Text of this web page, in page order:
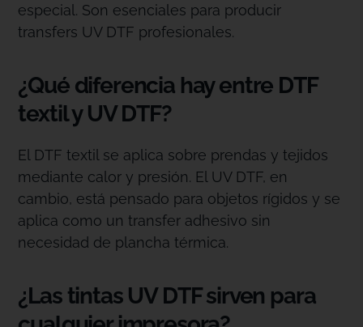
especial. Son esenciales para producir
transfers UV DTF profesionales.
¿Qué diferencia hay entre DTF
textil y UV DTF?
El DTF textil se aplica sobre prendas y tejidos
mediante calor y presión. El UV DTF, en
cambio, está pensado para objetos rígidos y se
aplica como un transfer adhesivo sin
necesidad de plancha térmica.
¿Las tintas UV DTF sirven para